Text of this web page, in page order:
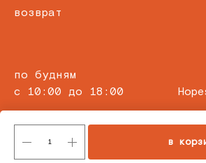
в
возврат
по будням
с 10:00 до 18:00